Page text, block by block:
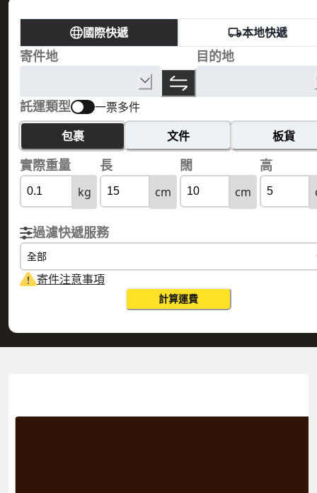
國際快遞 本地快遞
寄件地 目的地
託運類型 一票多件
包裹 文件 板貨
實際重量 長 闊 高
kg cm cm
過濾快遞服務
全部
寄件注意事項
計算運費